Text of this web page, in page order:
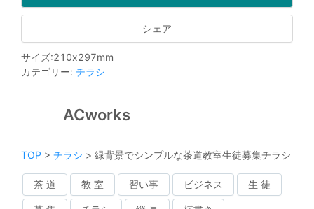
シェア
サイズ:210x297mm
カテゴリー: チラシ
ACworks
TOP > チラシ > 緑背景でシンプルな茶道教室生徒募集チラシ
茶 道 教 室 習い事 ビジネス 生 徒